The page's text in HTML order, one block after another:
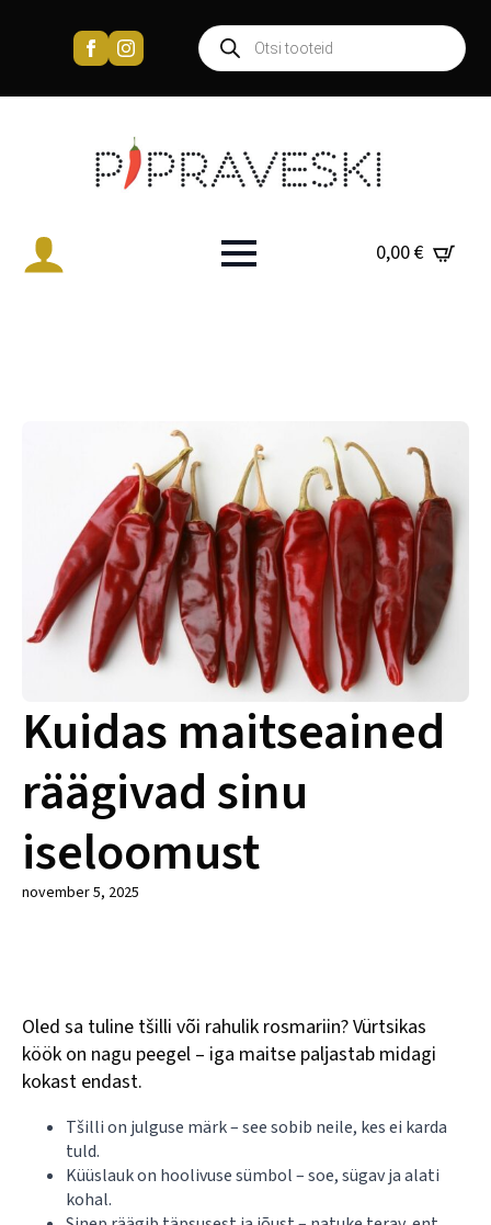
Products
search
0,00€
Kuidas maitseained
räägivad sinu
iseloomust
november 5, 2025
Oled sa tuline tšilli või rahulik rosmariin? Vürtsikas
köök on nagu peegel – iga maitse paljastab midagi
kokast endast.
Tšilli on julguse märk – see sobib neile, kes ei karda
tuld.
Küüslauk on hoolivuse sümbol – soe, sügav ja alati
kohal.